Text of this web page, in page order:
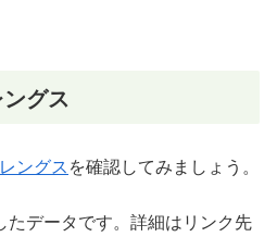
グス
ングスを確認してみましょう。
データです。詳細はリンク先